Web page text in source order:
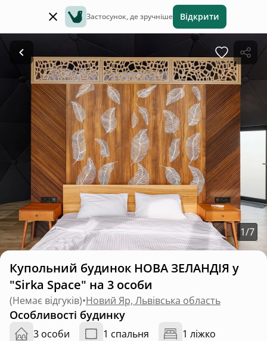
Застосунок, де зручніше Відкрити
1/7
Купольний будинок НОВА ЗЕЛАНДІЯ у
"Sirka Space" на 3 особи
(Немає відгуків)•Новий Яр, Львівська область
Особливості будинку
3 особи 1 спальня
1 ліжко